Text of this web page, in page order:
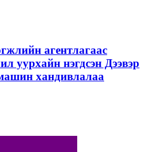
агентлагаас
уурхайн нэгдсэн Дээвэр
хандивлалаа